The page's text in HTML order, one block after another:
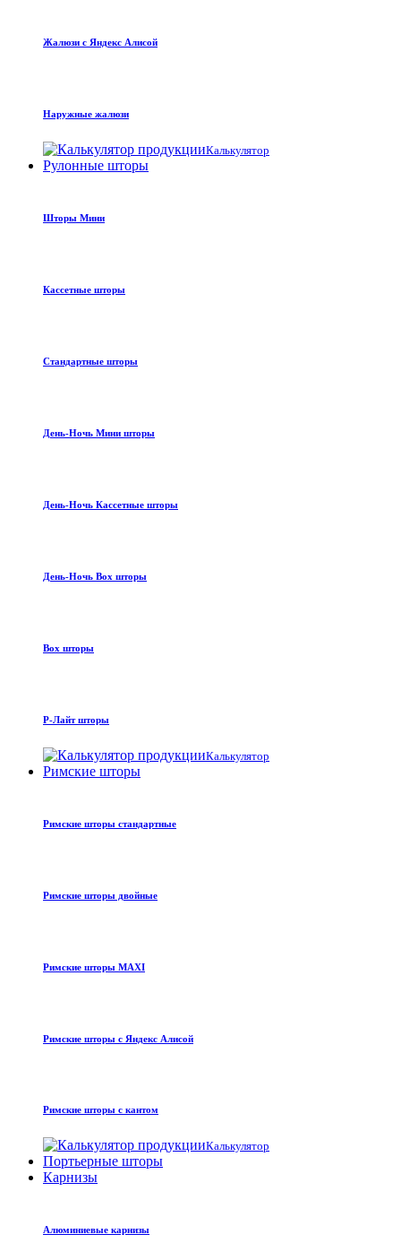
Жалюзи с Яндекс Алисой
Наружные жалюзи
Калькулятор
Рулонные шторы
Шторы Мини
Кассетные шторы
Стандартные шторы
День-Ночь Мини шторы
День-Ночь Кассетные шторы
День-Ночь Box шторы
Box шторы
Р-Лайт шторы
Калькулятор
Римские шторы
Римские шторы стандартные
Римские шторы двойные
Римские шторы MAXI
Римские шторы с Яндекс Алисой
Римские шторы с кантом
Калькулятор
Портьерные шторы
Карнизы
Алюминиевые карнизы